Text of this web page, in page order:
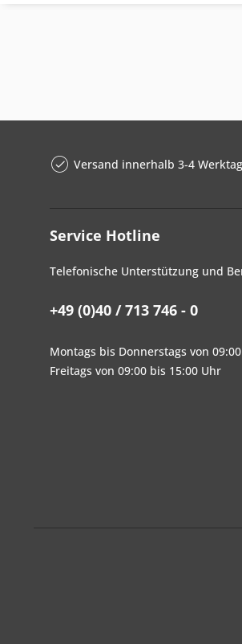
Versand innerhalb 3-4
Service Hotline
Telefonische Unterstützung und
+49 (0)40 / 713 746 - 0
Montags bis Donnerstags von
Freitags von 09:00 bis 15:00 Uhr